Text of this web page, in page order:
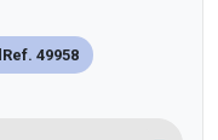
Ref. 49958